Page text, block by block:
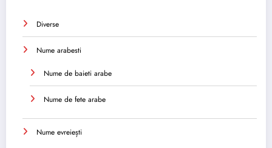
Diverse
Nume arabesti
Nume de baieti arabe
Nume de fete arabe
Nume evreiești